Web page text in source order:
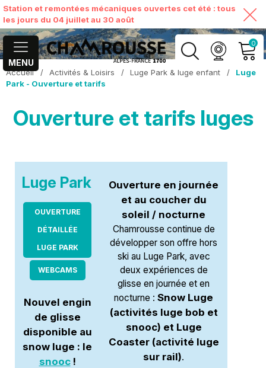
Station et remontées mécaniques ouvertes cet été : tous
les jours du 04 juillet au 30 août
MENU
0
MON COMPTE
VOIR MON PANIER
Accueil / Activités & Loisirs / Luge Park & luge enfant /
Luge
Park - Ouverture et tarifs
Ouverture et tarifs luges
Luge Park
OUVERTURE
DÉTAILLÉE
LUGE PARK
WEBCAMS
Nouvel engin
de glisse
disponible au
snow luge : le
snooc!
Ouverture en journée
et au coucher du
soleil / nocturne
Chamrousse continue de
développer son offre hors
ski au Luge Park, avec
deux expériences de
glisse en journée et en
nocturne : Snow Luge
(activités luge bob et
snooc) et Luge
Coaster (activité luge
sur rail).